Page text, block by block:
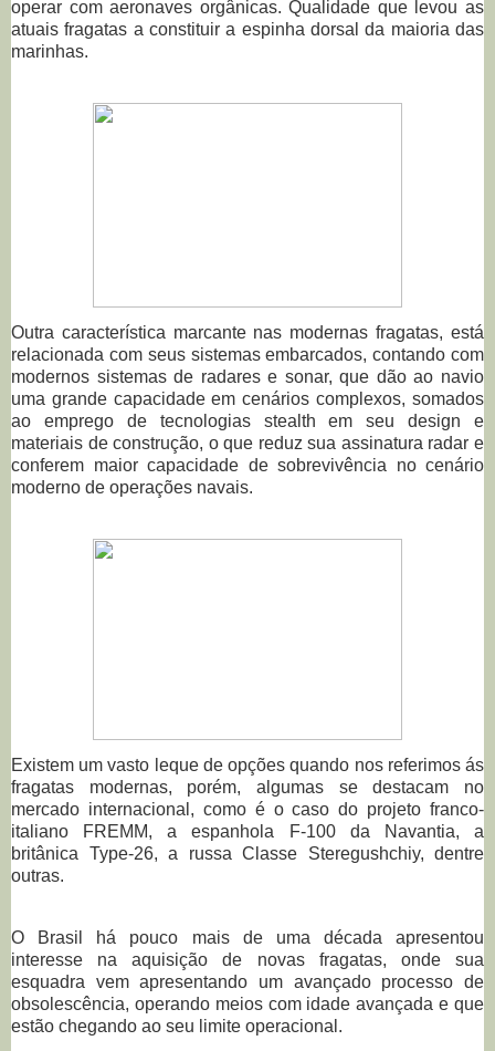
operar com aeronaves orgânicas. Qualidade que levou as
atuais fragatas a constituir a espinha dorsal da maioria das
marinhas.
Outra característica marcante nas modernas fragatas, está
relacionada com seus sistemas embarcados, contando com
modernos sistemas de radares e sonar, que dão ao navio
uma grande capacidade em cenários complexos, somados
ao emprego de tecnologias stealth em seu design e
materiais de construção, o que reduz sua assinatura radar e
conferem maior capacidade de sobrevivência no cenário
moderno de operações navais.
Existem um vasto leque de opções quando nos referimos ás
fragatas modernas, porém, algumas se destacam no
mercado internacional, como é o caso do projeto franco-
italiano FREMM, a espanhola F-100 da Navantia, a
britânica Type-26, a russa Cl asse Steregushchiy, dentre
outras.
O Brasil há pouco mais de uma década apresentou
interesse na aquisição de novas fragatas, onde sua
esquadra vem apresentando um avançado processo de
obsolescência, operando meios com idade avançada e que
estão chegando ao seu limite operacional.